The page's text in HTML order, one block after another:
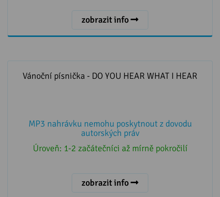
zobrazit info
Vánoční písnička - DO YOU HEAR WHAT I HEAR
MP3 nahrávku nemohu poskytnout z dovodu
autorských práv
Úroveň: 1-2 začátečníci až mírně pokročilí
zobrazit info